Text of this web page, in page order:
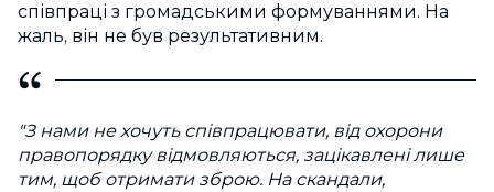
співпраці з громадськими формуваннями. На
жаль, він не був результативним.
"З нами не хочуть співпрацювати, від охорони
правопорядку відмовляються, зацікавлені лише
тим, щоб отримати зброю. На скандали,